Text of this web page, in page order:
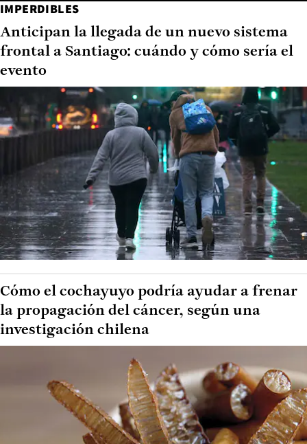
IMPERDIBLES
Anticipan la llegada de un nuevo sistema
frontal a Santiago: cuándo y cómo sería el
evento
Cómo el cochayuyo podría ayudar a frenar
la propagación del cáncer, según una
investigación chilena